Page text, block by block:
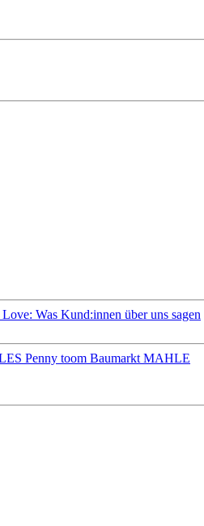
Was Kund:innen über uns sagen
Penny toom Baumarkt MAHLE